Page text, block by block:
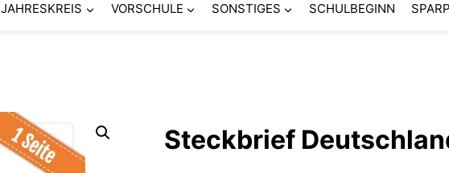
JAHRESKREIS VORSCHULE SONSTIGES SCHULBEGINN
Steckbrief